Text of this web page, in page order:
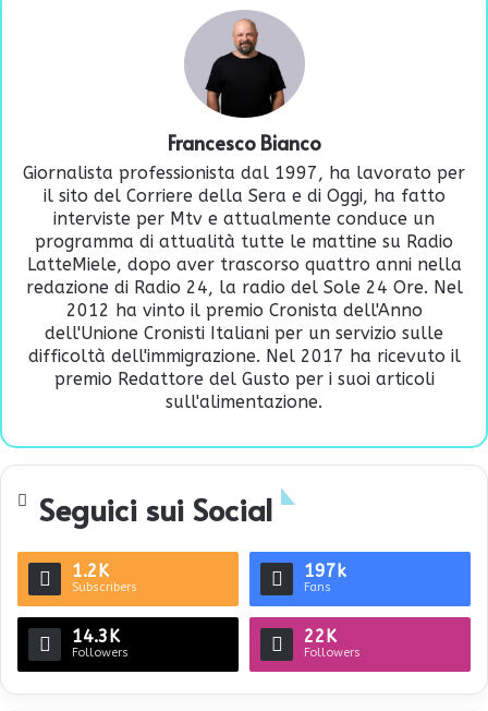
Francesco Bianco
Giornalista professionista dal 1997, ha lavorato per
il sito del Corriere della Sera e di Oggi, ha fatto
interviste per Mtv e attualmente conduce un
programma di attualità tutte le mattine su Radio
LatteMiele, dopo aver trascorso quattro anni nella
redazione di Radio 24, la radio del Sole 24 Ore. Nel
2012 ha vinto il premio Cronista dell'Anno
dell'Unione Cronisti Italiani per un servizio sulle
difficoltà dell'immigrazione. Nel 2017 ha ricevuto il
premio Redattore del Gusto per i suoi articoli
sull'alimentazione.
Seguici sui Social
1.2K
Subscribers
197k
Fans
14.3K
Followers
22K
Followers